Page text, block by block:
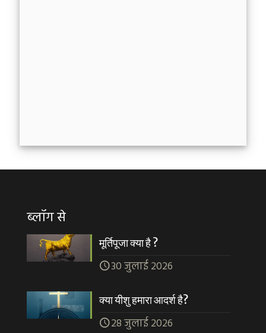
ब्लॉग से
मूर्तिपूजा क्या है ?
30 जुलाई 2026
क्या यीशु हमारा आदर्श है?
28 जुलाई 2026